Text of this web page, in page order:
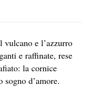
vulcano e l’azzurro
e raffinate, rese
la cornice
d’amore.